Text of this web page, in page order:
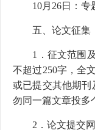
10月26日：
五、论文征集
1．征文范围
不超过250字，全
或已提交其他期
勿同一篇文章投多
2．论文提交网